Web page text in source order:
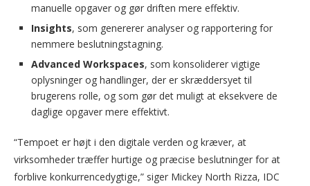
manuelle opgaver og gør driften mere effektiv.
Insights, som genererer analyser og rapportering for
nemmere beslutningstagning.
Advanced Workspaces, som konsoliderer vigtige
oplysninger og handlinger, der er skræddersyet til
brugerens rolle, og som gør det muligt at eksekvere de
daglige opgaver mere effektivt.
“Tempoet er højt i den digitale verden og kræver, at
virksomheder træffer hurtige og præcise beslutninger for at
forblive konkurrencedygtige,” siger Mickey North Rizza, IDC